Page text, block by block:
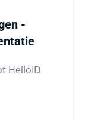
-
HelloID